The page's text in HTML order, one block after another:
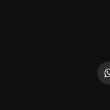
WhatsApp